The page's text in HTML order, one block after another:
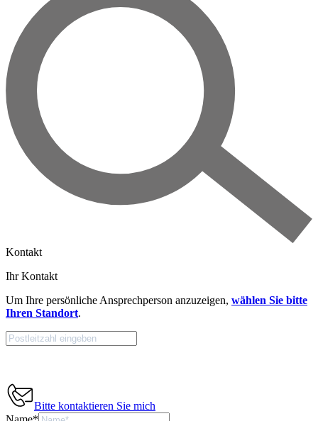
Kontakt
Ihr Kontakt
Um Ihre persönliche Ansprechperson anzuzeigen, wählen Sie bitte
Ihren Standort.
Bitte kontaktieren Sie mich